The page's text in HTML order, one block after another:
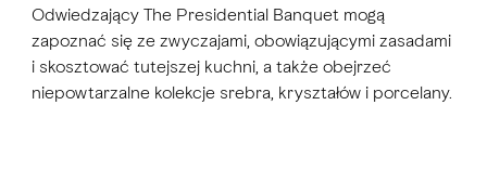
Odwiedzający The Presidential Banquet mogą
zapoznać się ze zwyczajami, obowiązującymi zasadami
i skosztować tutejszej kuchni, a także obejrzeć
niepowtarzalne kolekcje srebra, kryształów i porcelany.